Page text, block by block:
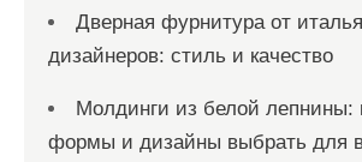
Дверная фурнитура от
дизайнеров: стиль и качество
Молдинги из белой лепнины:
формы и дизайны выбрать для